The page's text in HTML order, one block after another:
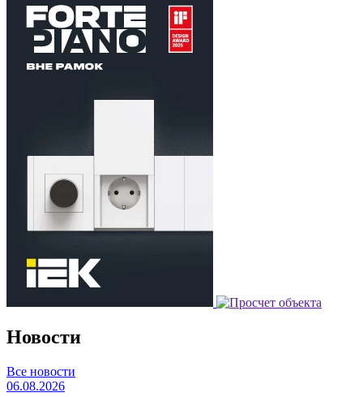
Новости
Все новости
06.08.2026